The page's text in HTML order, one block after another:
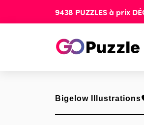
9438 PUZZLESà prix
Bigelow Illustrations